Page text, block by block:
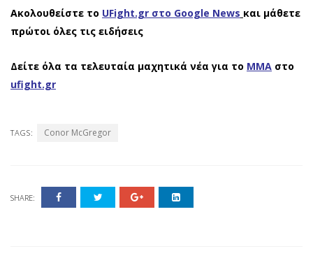
Ακολουθείστε το UFight.gr στο Google News και μάθετε
πρώτοι όλες τις ειδήσεις
Δείτε όλα τα τελευταία μαχητικά νέα για το ΜΜΑ στο
ufight.gr
TAGS: Conor McGregor
SHARE: